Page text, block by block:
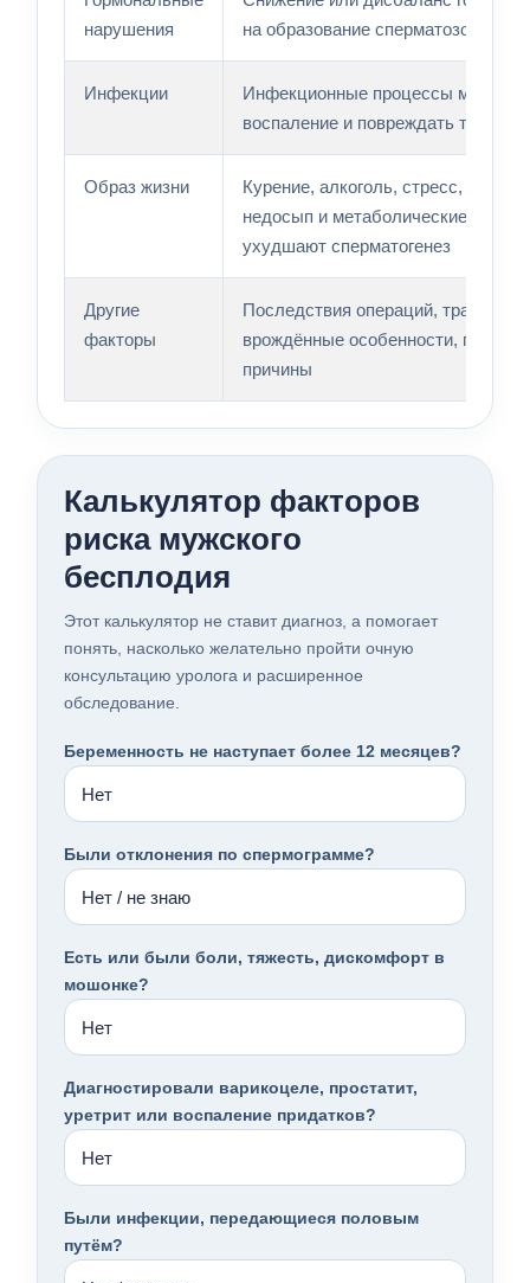
нарушения
на образование сперматозоидов
Инфекции
Инфекционные процессы могут
воспаление и повреждать ткани
Образ жизни
Курение, алкоголь, стресс,
недосып и метаболические
ухудшают сперматогенез
Другие
факторы
Последствия операций, травм,
врождённые особенности,
причины
Калькулятор факторов
риска мужского
бесплодия
Этот калькулятор не ставит диагноз, а помогает
понять, насколько желательно пройти очную
консультацию уролога и расширенное
обследование.
Беременность не наступает более 12 месяцев?
Были отклонения по спермограмме?
Есть или были боли, тяжесть, дискомфорт в
мошонке?
Диагностировали варикоцеле, простатит,
уретрит или воспаление придатков?
Были инфекции, передающиеся половым
путём?